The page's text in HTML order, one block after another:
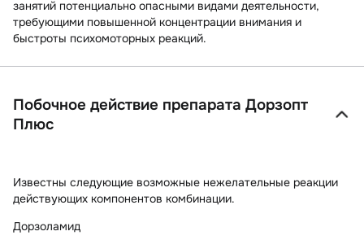
занятий потенциально опасными видами деятельности,
требующими повышенной концентрации внимания и
быстроты психомоторных реакций.
Побочное действие препарата Дорзопт
Плюс
Известны следующие возможные нежелательные реакции
действующих компонентов комбинации.
Дорзоламид